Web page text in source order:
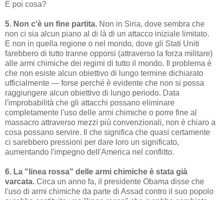
E poi cosa?
5. Non c'è un fine partita. Non in Siria, dove sembra che
non ci sia alcun piano al di là di un attacco iniziale limitato.
E non in quella regione o nel mondo, dove gli Stati Uniti
farebbero di tutto tranne opporsi (attraverso la forza militare)
alle armi chimiche dei regimi di tutto il mondo. Il problema è
che non esiste alcun obiettivo di lungo termine dichiarato
ufficialmente — forse perché è evidente che non si possa
raggiungere alcun obiettivo di lungo periodo. Data
l'improbabilità che gli attacchi possano eliminare
completamente l'uso delle armi chimiche o porre fine al
massacro attraverso mezzi più convenzionali, non è chiaro a
cosa possano servire. Il che significa che quasi certamente
ci sarebbero pressioni per dare loro un significato,
aumentando l'impegno dell'America nel conflitto.
6. La "linea rossa" delle armi chimiche è stata già
varcata. Circa un anno fa, il presidente Obama disse che
l'uso di armi chimiche da parte di Assad contro il suo popolo